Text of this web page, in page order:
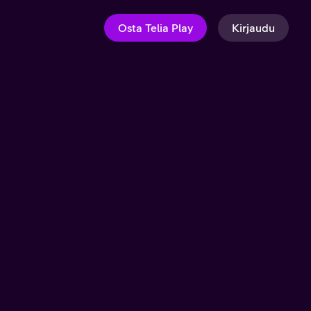
Osta Telia Play Kirjaudu